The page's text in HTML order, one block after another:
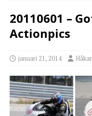
20110601 –
Actionpics
januari 21, 2014